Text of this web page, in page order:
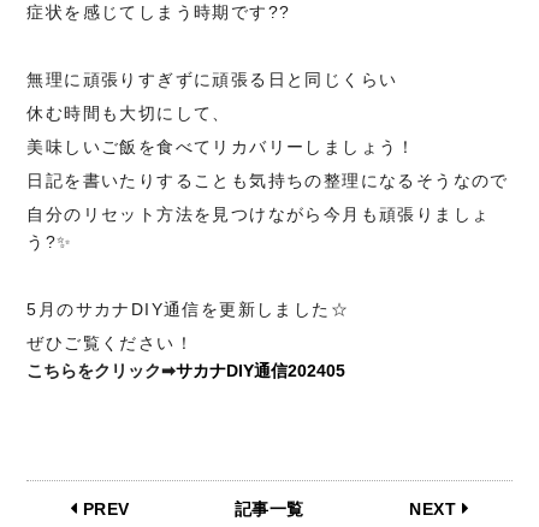
症状を感じてしまう時期です??
無理に頑張りすぎずに頑張る日と同じくらい
休む時間も大切にして、
美味しいご飯を食べてリカバリーしましょう！
日記を書いたりすることも気持ちの整理になるそうなので
自分のリセット方法を見つけながら今月も頑張りましょ
う?✨
5月のサカナDIY通信を更新しました☆
ぜひご覧ください！
こちらをクリック➡サカナDIY通信202405
PREV 記事一覧 NEXT